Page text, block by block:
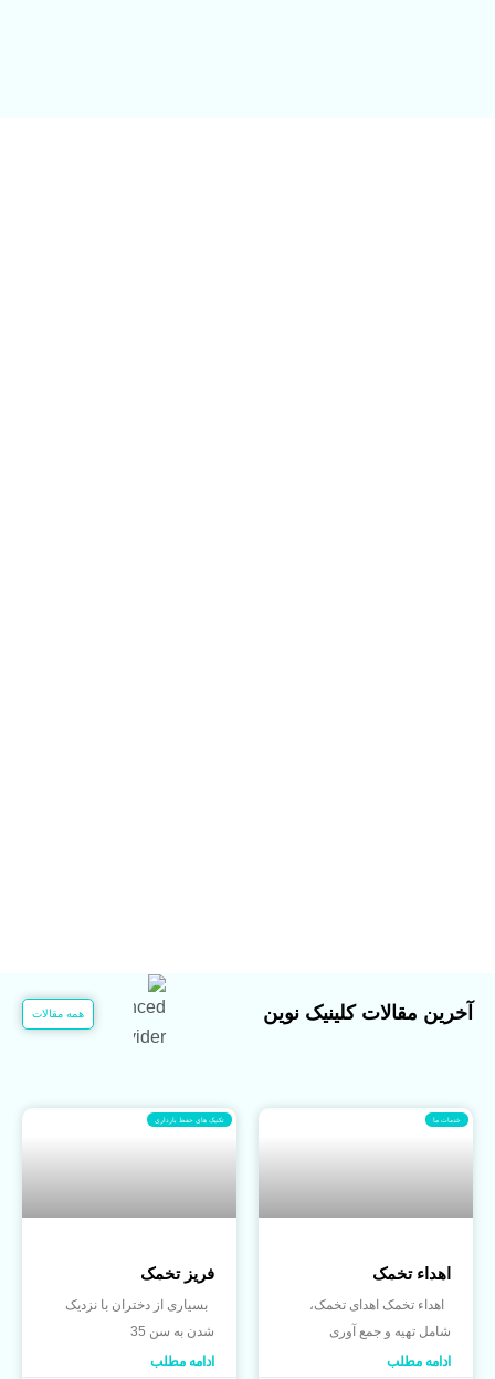
آخرین مقالات کلینیک نوین همه مقالات
خدمات ما
اهداء تخمک
اهداء تخمک اهدای تخمک،
شامل تهیه و جمع آوری
ادامه مطلب
تکنیک های حفظ بارداری
فریز تخمک
بسیاری از دختران با نزدیک
شدن به سن 35
ادامه مطلب